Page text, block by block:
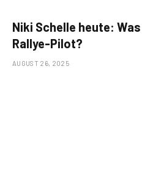
Niki Schelle heute:
Rallye-Pilot?
AUGUST 26, 2025